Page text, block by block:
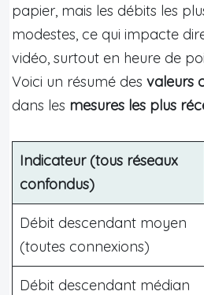
papier, mais les débits les
modestes, ce qui impacte
vidéo, surtout en heure de
Voici un résumé des valeurs
dans les mesures les plus
Indicateur (tous réseaux
confondus)
Débit descendant moyen
(toutes connexions)
Débit descendant médian